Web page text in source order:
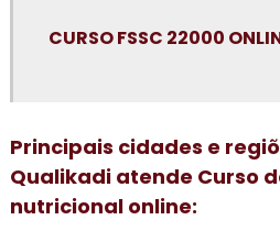
Consultoria em cultura da
Consultoria em diagnóstico esg
Consultoria para elaboração do
CURSO FSSC 22000
Principais cidades e
Qualikadi atende Curso
nutricional online: